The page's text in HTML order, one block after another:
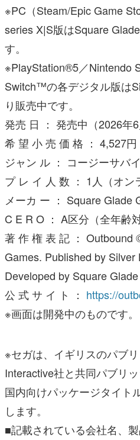
※PC（Steam/Epic Game
series X|S版はSquare
す。
※PlayStation®5／Nintendo
Switch™の各デジタル版は
り販売中です。
発売 日 ： 発売中（2026年6
希 望 小 売 価 格 ： 4,527円
ジャン ル ： コージーサバ
プ レ イ 人 数 ： 1人（オン
メーカ ー ： Square Glade
C E R O ： A区分（全年齢対
著 作 権 表 記 ： Outbound
Games. Published by Silver
Developed by Square
公 式 サ イ ト ： https://
※画面は開発中のものです。
※セガは、イギリスのパブ
Interactive社と共同パブリ
国内向けパッケージタイト
します。
■記載されている会社名、